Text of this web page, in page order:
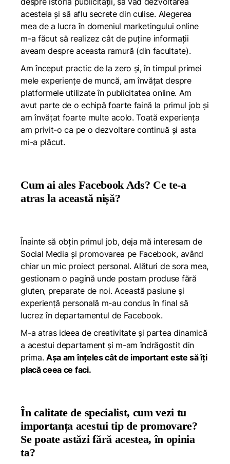
acesteia și să aflu secrete din culise. Alegerea
mea de a lucra în domeniul marketingului online
m-a făcut să realizez cât de puține informații
aveam despre aceasta ramură (din facultate).
Am început practic de la zero și, în timpul primei
mele experiențe de muncă, am învățat despre
platformele utilizate în publicitatea online. Am
avut parte de o echipă foarte faină la primul job și
am învățat foarte multe acolo. Toată experiența
am privit-o ca pe o dezvoltare continuă și asta
mi-a plăcut.
Cum ai ales Facebook Ads? Ce te-a
atras la această nișă?
Înainte să obțin primul job, deja mă interesam de
Social Media și promovarea pe Facebook, având
chiar un mic proiect personal. Alături de sora mea,
gestionam o pagină unde postam produse fără
gluten, preparate de noi. Această pasiune și
experiență personală m-au condus în final să
lucrez în departamentul de Facebook.
M-a atras ideea de creativitate și partea dinamică
a acestui departament și m-am îndrăgostit din
prima.Așa am înțeles cât de important este să îți
placă ceea ce faci.
În calitate de specialist, cum vezi tu
importanța acestui tip de promovare?
Se poate astăzi fără acestea, în opinia
ta?